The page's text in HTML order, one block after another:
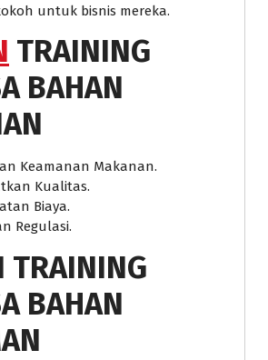
untuk bisnis mereka.
TRAINING
BAHAN
Keamanan Makanan.
Kualitas.
Biaya.
Regulasi.
TRAINING
BAHAN